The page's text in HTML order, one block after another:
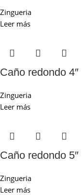
Zingueria
Leer más
Caño redondo 4″
Zingueria
Leer más
Caño redondo 5″
Zingueria
Leer más